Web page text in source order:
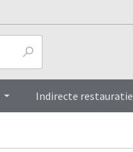
Indirecte restauratie